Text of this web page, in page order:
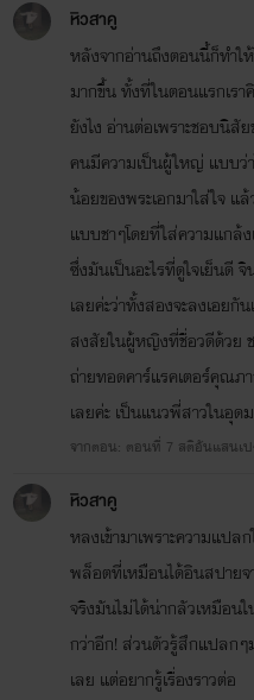
หิวสาคู
หลังจากอ่านถึงตอนนี้ก็ทำให้
มากขึ้น ทั้งที่ในตอนแรกเรา
ยังไง อ่านต่อเพราะชอบนิ
คนมีความเป็นผู้ใหญ่ แบบว่า
น้อยของพระเอกมาใส่ใจ แ
แบบชาๆโดยที่ใส่ความแกล้
ซึ่งมันเป็นอะไรที่ดูใจเย็นดี
เลยค่ะว่าทั้งสองจะลงเอย
สงสัยในผู้หญิงที่ชื่อวดีด้วย
ถ่ายทอดคาร์แรคเตอร์คุณภ
เลยค่ะ เป็นแนวพี่สาวในอุด
จากตอน: ตอนที่ 7 สติอันแสนเ
หิวสาคู
หลงเข้ามาเพราะความแปล
พล็อตที่เหมือนได้อินสปาย
จริงมันไม่ได้น่ากลัวเหมือน
กว่าอีก! ส่วนตัวรู้สึกแปลกๆ
เลย แต่อยากรู้เรื่องราวต่อ